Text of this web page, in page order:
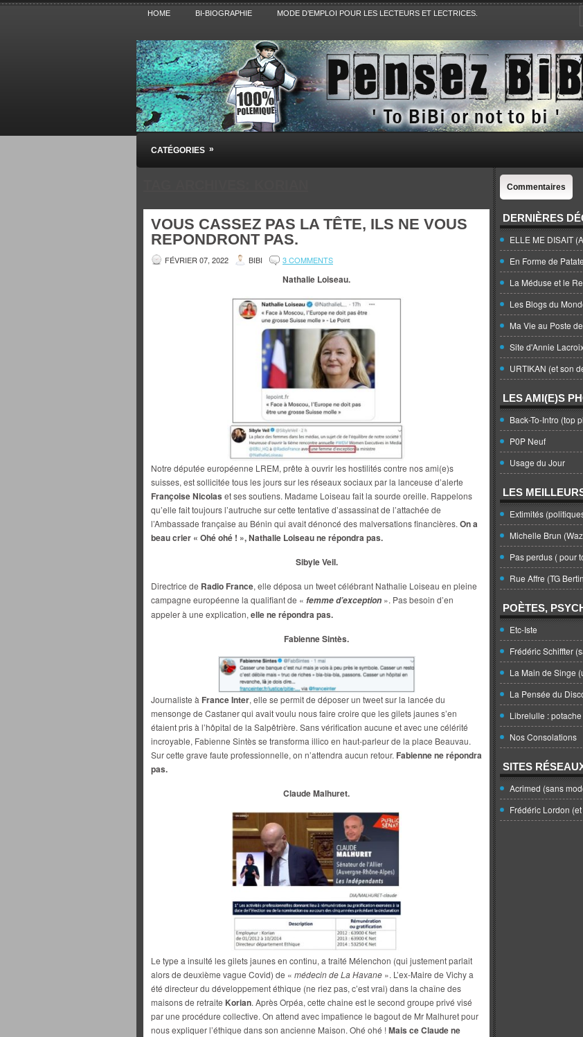
HOME BI-BIOGRAPHIE MODE D’EMPLOI POUR LES LECTEURS ET LECTRICES.
Pensez BiBi
Blog polémique sur l'Actualité, la Culture, la Politique, le Sport,. Avec Revue de presse et de blogs.
CATÉGORIES »
VOUS CASSEZ PAS LA TÊTE, ILS NE VOUS
REPONDRONT PAS.
FÉVRIER 07, 2022 BIBI 3 COMMENTS
Nathalie Loiseau.
Notre députée européenne LREM, prête à ouvrir les hostilités contre nos ami(e)s
suisses, est sollicitée tous les jours sur les réseaux sociaux par la lanceuse d’alerte
Françoise Nicolas et ses soutiens. Madame Loiseau fait la sourde oreille. Rappelons
qu’elle fait toujours l’autruche sur cette tentative d’assassinat de l’attachée de
l’Ambassade française au Bénin qui avait dénoncé des malversations financières. On a
beau crier « Ohé ohé ! », Nathalie Loiseau ne répondra pas.
Sibyle Veil.
Directrice de Radio France, elle déposa un tweet célébrant Nathalie Loiseau en pleine
campagne européenne la qualifiant de « femme d’exception ». Pas besoin d’en
appeler à une explication, elle ne répondra pas.
Fabienne Sintès.
Journaliste à France Inter, elle se permit de déposer un tweet sur la lancée du
mensonge de Castaner qui avait voulu nous faire croire que les gilets jaunes s’en
étaient pris à l’hôpital de la Salpêtrière. Sans vérification aucune et avec une célérité
incroyable, Fabienne Sintès se transforma illico en haut-parleur de la place Beauvau.
Sur cette grave faute professionnelle, on n’attendra aucun retour. Fabienne ne répondra
pas.
Claude Malhuret.
Le type a insulté les gilets jaunes en continu, a traité Mélenchon (qui justement parlait
alors de deuxième vague Covid) de « médecin de La Havane ». L’ex-Maire de Vichy a
été directeur du développement éthique (ne riez pas, c’est vrai) dans la chaîne des
maisons de retraite Korian. Après Orpéa, cette chaine est le second groupe privé visé
par une procédure collective. On attend avec impatience le bagout de Mr Malhuret pour
nous expliquer l’éthique dans son ancienne Maison. Ohé ohé !Mais ce Claude ne
Commentaires
DERNIÈRES
ELLE ME DISAIT
En Forme de
La Méduse et le
Les Blogs du
Ma Vie au Poste
Site d'Annie
URTIKAN (et son
LES AMI(E)S
Back-To-Intro (top
P0P Neuf
Usage du Jour
LES
Extimités
Michelle Brun
Pas perdus ( pour
Rue Affre (TG
POÈTES,
Etc-Iste
Frédéric Schiffter
La Main de Singe
La Pensée du
Librelulle :
Nos Consolations
SITES
Acrimed (sans
Frédéric Lordon